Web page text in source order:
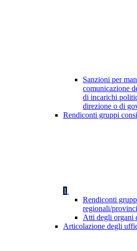
Sanzioni per
comunicazione
di incarichi
direzione o di
Rendiconti gruppi
1
Rendiconti
regionali/
Atti degli organi
Articolazione degli